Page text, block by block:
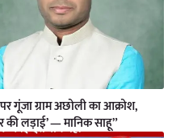
गूंजा ग्राम अछोली का आक्रोश,
की लड़ाई’ — मानिक साहू”